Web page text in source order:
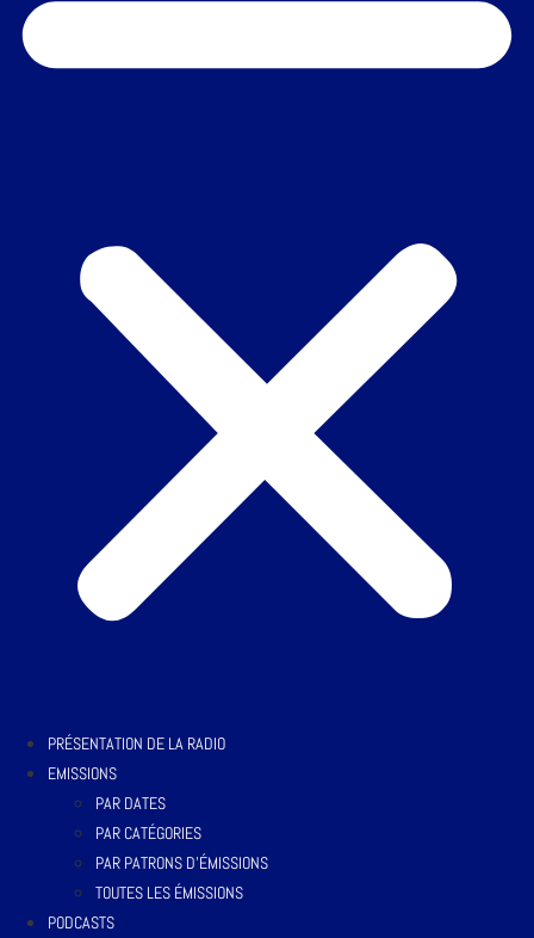
PRÉSENTATION DE LA RADIO
EMISSIONS
PAR DATES
PAR CATÉGORIES
PAR PATRONS D’ÉMISSIONS
TOUTES LES ÉMISSIONS
PODCASTS